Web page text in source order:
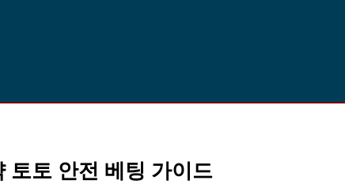
토토 안전 베팅 가이드